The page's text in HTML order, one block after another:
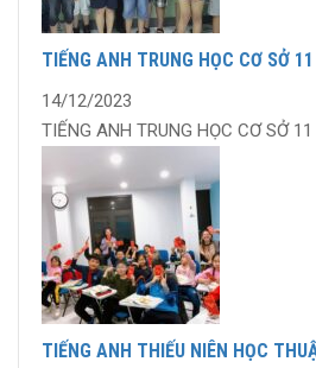
TIẾNG ANH TRUNG HỌC CƠ SỞ
14/12/2023
TIẾNG ANH TRUNG HỌC CƠ SỞ 11
TIẾNG ANH THIẾU NIÊN HỌC